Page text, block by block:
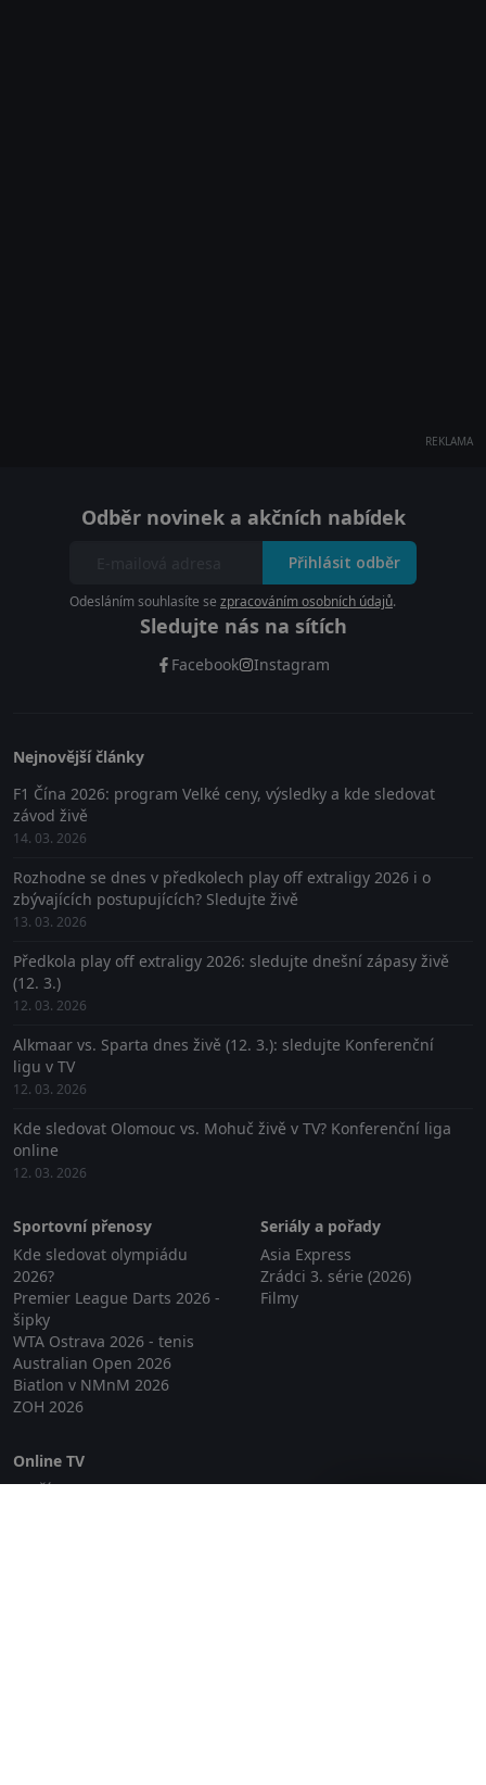
REKLAMA
Odběr novinek a akčních nabídek
Přihlásit odběr
Odesláním souhlasíte se zpracováním osobních údajů.
Sledujte nás na sítích
Facebook Instagram
Nejnovější články
F1 Čína 2026: program Velké ceny, výsledky a kde sledovat
závod živě
14. 03. 2026
Rozhodne se dnes v předkolech play off extraligy 2026 i o
zbývajících postupujících? Sledujte živě
13. 03. 2026
Předkola play off extraligy 2026: sledujte dnešní zápasy živě
(12. 3.)
12. 03. 2026
Alkmaar vs. Sparta dnes živě (12. 3.): sledujte Konferenční
ligu v TV
12. 03. 2026
Kde sledovat Olomouc vs. Mohuč živě v TV? Konferenční liga
online
12. 03. 2026
Sportovní přenosy
Kde sledovat olympiádu
2026?
Premier League Darts 2026 -
šipky
WTA Ostrava 2026 - tenis
Australian Open 2026
Biatlon v NMnM 2026
ZOH 2026
Seriály a pořady
Asia Express
Zrádci 3. série (2026)
Filmy
Online TV
Lepší.TV